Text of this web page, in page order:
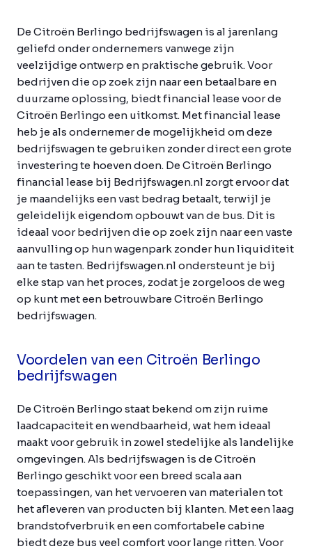
De Citroën Berlingo bedrijfswagen is al jarenlang
geliefd onder ondernemers vanwege zijn
veelzijdige ontwerp en praktische gebruik. Voor
bedrijven die op zoek zijn naar een betaalbare en
duurzame oplossing, biedt financial lease voor de
Citroën Berlingo een uitkomst. Met financial lease
heb je als ondernemer de mogelijkheid om deze
bedrijfswagen te gebruiken zonder direct een grote
investering te hoeven doen. De Citroën Berlingo
financial lease bij Bedrijfswagen.nl zorgt ervoor dat
je maandelijks een vast bedrag betaalt, terwijl je
geleidelijk eigendom opbouwt van de bus. Dit is
ideaal voor bedrijven die op zoek zijn naar een vaste
aanvulling op hun wagenpark zonder hun liquiditeit
aan te tasten. Bedrijfswagen.nl ondersteunt je bij
elke stap van het proces, zodat je zorgeloos de weg
op kunt met een betrouwbare Citroën Berlingo
bedrijfswagen.
Voordelen van een Citroën Berlingo
bedrijfswagen
De Citroën Berlingo staat bekend om zijn ruime
laadcapaciteit en wendbaarheid, wat hem ideaal
maakt voor gebruik in zowel stedelijke als landelijke
omgevingen. Als bedrijfswagen is de Citroën
Berlingo geschikt voor een breed scala aan
toepassingen, van het vervoeren van materialen tot
het afleveren van producten bij klanten. Met een laag
brandstofverbruik en een comfortabele cabine
biedt deze bus veel comfort voor lange ritten. Voor